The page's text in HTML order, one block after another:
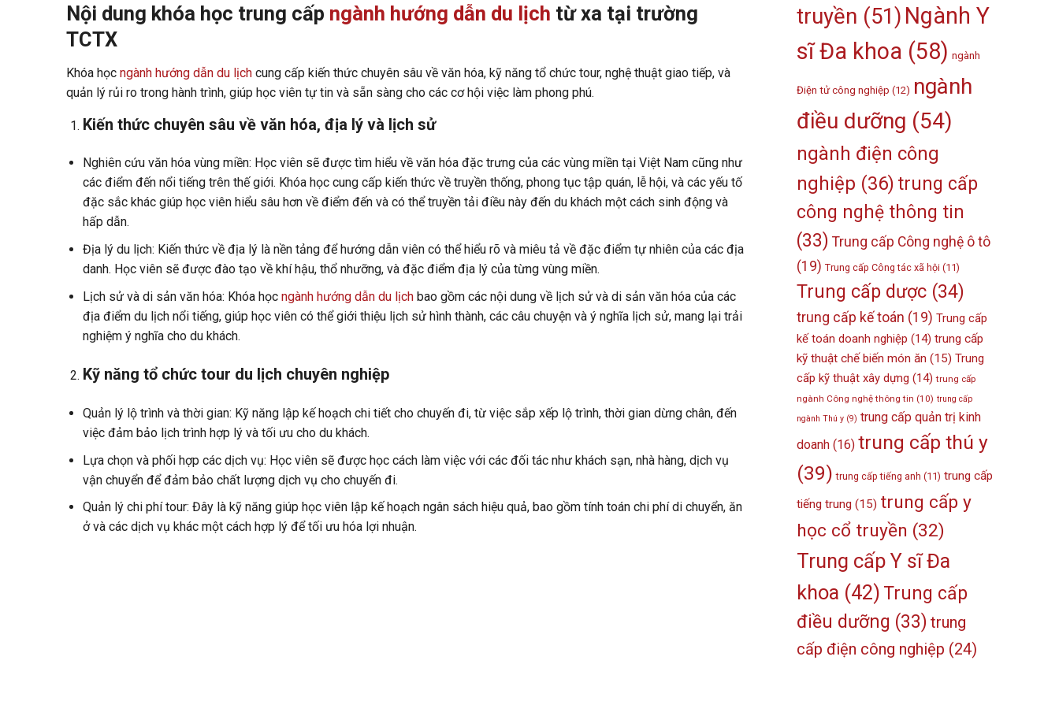
Nội dung khóa học trung cấp ngành hướng dẫn du lịch từ xa tại trường
TCTX
Khóa học ngành hướng dẫn du lịchcung cấp kiến thức chuyên sâu về văn hóa, kỹ năng tổ chức tour, nghệ thuật giao tiếp, và
quản lý rủi ro trong hành trình, giúp học viên tự tin và sẵn sàng cho các cơ hội việc làm phong phú.
Kiến thức chuyên sâu về văn hóa, địa lý và lịch sử
Nghiên cứu văn hóa vùng miền: Học viên sẽ được tìm hiểu về văn hóa đặc trưng của các vùng miền tại Việt Nam cũng như
các điểm đến nổi tiếng trên thế giới. Khóa học cung cấp kiến thức về truyền thống, phong tục tập quán, lễ hội, và các yếu tố
đặc sắc khác giúp học viên hiểu sâu hơn về điểm đến và có thể truyền tải điều này đến du khách một cách sinh động và
hấp dẫn.
Địa lý du lịch: Kiến thức về địa lý là nền tảng để hướng dẫn viên có thể hiểu rõ và miêu tả về đặc điểm tự nhiên của các địa
danh. Học viên sẽ được đào tạo về khí hậu, thổ nhưỡng, và đặc điểm địa lý của từng vùng miền.
Lịch sử và di sản văn hóa: Khóa học ngành hướng dẫn du lịchbao gồm các nội dung về lịch sử và di sản văn hóa của các
địa điểm du lịch nổi tiếng, giúp học viên có thể giới thiệu lịch sử hình thành, các câu chuyện và ý nghĩa lịch sử, mang lại trải
nghiệm ý nghĩa cho du khách.
Kỹ năng tổ chức tour du lịch chuyên nghiệp
Quản lý lộ trình và thời gian: Kỹ năng lập kế hoạch chi tiết cho chuyến đi, từ việc sắp xếp lộ trình, thời gian dừng chân, đến
việc đảm bảo lịch trình hợp lý và tối ưu cho du khách.
Lựa chọn và phối hợp các dịch vụ: Học viên sẽ được học cách làm việc với các đối tác như khách sạn, nhà hàng, dịch vụ
vận chuyển để đảm bảo chất lượng dịch vụ cho chuyến đi.
Quản lý chi phí tour: Đây là kỹ năng giúp học viên lập kế hoạch ngân sách hiệu quả, bao gồm tính toán chi phí di chuyển, ăn
ở và các dịch vụ khác một cách hợp lý để tối ưu hóa lợi nhuận.
truyền (51) Ngành Y
sĩ Đa khoa (58) ngành
Điện tử công nghiệp (12) ngành
điều dưỡng (54)
ngành điện công
nghiệp (36) trung cấp
công nghệ thông tin
(33) Trung cấp Công nghệ ô tô
(19) Trung cấp Công tác xã hội (11)
Trung cấp dược (34)
trung cấp kế toán (19) Trung cấp
kế toán doanh nghiệp (14) trung cấp
kỹ thuật chế biến món ăn (15) Trung
cấp kỹ thuật xây dựng (14) trung cấp
ngành Công nghệ thông tin (10) trung cấp
ngành Thú y (9) trung cấp quản trị kinh
doanh (16) trung cấp thú y
(39) trung cấp tiếng anh (11) trung cấp
tiếng trung (15) trung cấp y
học cổ truyền (32)
Trung cấp Y sĩ Đa
khoa (42) Trung cấp
điều dưỡng (33) trung
cấp điện công nghiệp (24)